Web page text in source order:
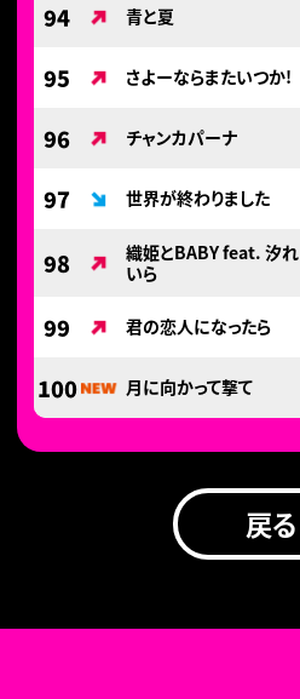
94 青と夏
95 さよーならまたいつか!
96 チャンカパーナ
97 世界が終わりました
98
織姫とBABY feat. 汐れ
いら
99 君の恋人になったら
100 月に向かって撃て
戻る